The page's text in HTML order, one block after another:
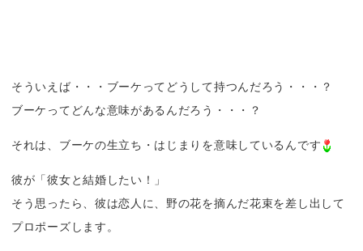
そういえば・・・ブーケってどうして持つんだろう・・・？
ブーケってどんな意味があるんだろう・・・？
それは、ブーケの生立ち・はじまりを意味しているんです
彼が「彼女と結婚したい！」
そう思ったら、彼は恋人に、野の花を摘んだ花束を差し出して
プロポーズします。